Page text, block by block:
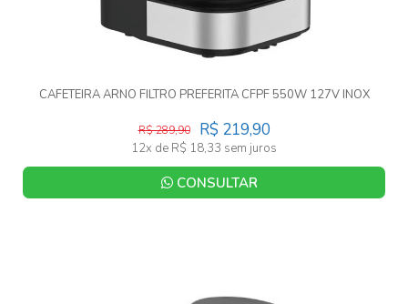
CAFETEIRA ARNO FILTRO PREFERITA CFPF 550W 127V INOX
R$ 219,90
R$ 289,90
12x de R$ 18,33 sem juros
CONSULTAR